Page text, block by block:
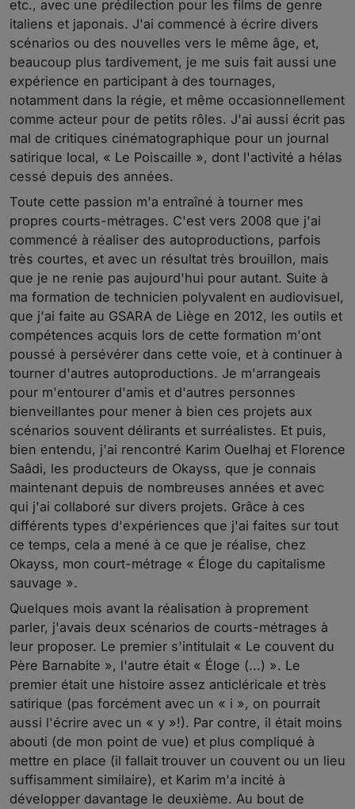
etc., avec une prédilection pour les films de genre
italiens et japonais. J'ai commencé à écrire divers
scénarios ou des nouvelles vers le même âge, et,
beaucoup plus tardivement, je me suis fait aussi une
expérience en participant à des tournages,
notamment dans la régie, et même occasionnellement
comme acteur pour de petits rôles. J'ai aussi écrit pas
mal de critiques cinématographique pour un journal
satirique local, « Le Poiscaille », dont l'activité a hélas
cessé depuis des années.
Toute cette passion m'a entraîné à tourner mes
propres courts-métrages. C'est vers 2008 que j'ai
commencé à réaliser des autoproductions, parfois
très courtes, et avec un résultat très brouillon, mais
que je ne renie pas aujourd'hui pour autant. Suite à
ma formation de technicien polyvalent en audiovisuel,
que j'ai faite au GSARA de Liège en 2012, les outils et
compétences acquis lors de cette formation m'ont
poussé à persévérer dans cette voie, et à continuer à
tourner d'autres autoproductions. Je m'arrangeais
pour m'entourer d'amis et d'autres personnes
bienveillantes pour mener à bien ces projets aux
scénarios souvent délirants et surréalistes. Et puis,
bien entendu, j'ai rencontré Karim Ouelhaj et Florence
Saâdi, les producteurs de Okayss, que je connais
maintenant depuis de nombreuses années et avec
qui j'ai collaboré sur divers projets. Grâce à ces
différents types d'expériences que j'ai faites sur tout
ce temps, cela a mené à ce que je réalise, chez
Okayss, mon court-métrage « Éloge du capitalisme
sauvage ».
Quelques mois avant la réalisation à proprement
parler, j'avais deux scénarios de courts-métrages à
leur proposer. Le premier s'intitulait « Le couvent du
Père Barnabite », l'autre était « Éloge (...) ». Le
premier était une histoire assez anticléricale et très
satirique (pas forcément avec un « i », on pourrait
aussi l'écrire avec un « y »!). Par contre, il était moins
abouti (de mon point de vue) et plus compliqué à
mettre en place (il fallait trouver un couvent ou un lieu
suffisamment similaire), et Karim m'a incité à
développer davantage le deuxième. Au bout de